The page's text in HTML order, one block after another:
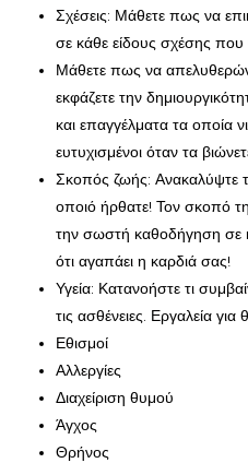
Σχέσεις: Μάθετε πως να
σε κάθε είδους σχέσης που
Μάθετε πως να
εκφάζετε την
και επαγγέλματα τα οποία
ευτυχισμένοι όταν τα
Σκοπός ζωής: Ανακαλύψτε
οποιό ήρθατε! Τον σκοπό
την σωστή καθοδήγηση σε
ότι αγαπάει η καρδιά σας!
Υγεία: Κατανοήστε τι
τις ασθένειες. Εργαλεία για
Εθισμοί
Αλλεργίες
Διαχείριση θυμού
Άγχος
Θρήνος